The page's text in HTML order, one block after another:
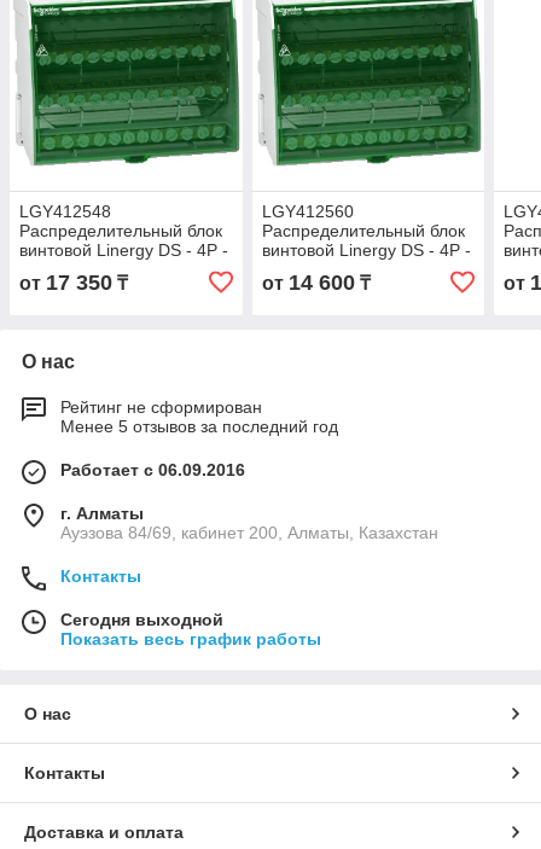
LGY412548
Распределительный блок
винтовой Linergy DS - 4P -
125A - 48 отверстий
от 17 350 ₸
LGY412560
Распределительный блок
винтовой Linergy DS - 4P -
125A - 60 отверстий
от 14 600₸ от
О нас
Рейтинг не сформирован
Менее 5 отзывов за последний год
Работает с 06.09.2016
г. Алматы
Ауэзова 84/69, кабинет 200, Алматы, Казахстан
Контакты
Сегодня выходной
Показать весь график работы
О нас
Контакты
Доставка и оплата